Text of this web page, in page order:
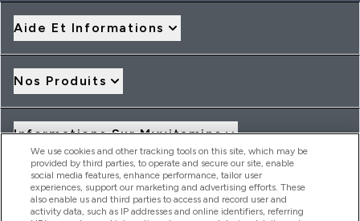
Aide Et Informations
Nos Produits
Informations Sur Myvitamins
Offres Et Réductions
We use cookies and other tracking tools on this site, which may be
provided by third parties, to operate and secure our site, enable
social media features, enhance performance, tailor user
experiences, support our marketing and advertising efforts. These
also enable us and third parties to access and record user and
activity data, such as IP addresses and online identifiers, referring